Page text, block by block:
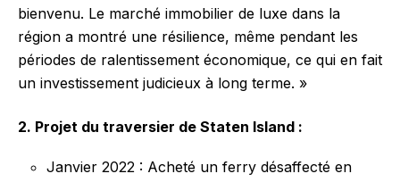
bienvenu. Le marché immobilier de luxe dans la
région a montré une résilience, même pendant les
périodes de ralentissement économique, ce qui en fait
un investissement judicieux à long terme. »
2. Projet du traversier de Staten Island :
Janvier 2022 : Acheté un ferry désaffecté en